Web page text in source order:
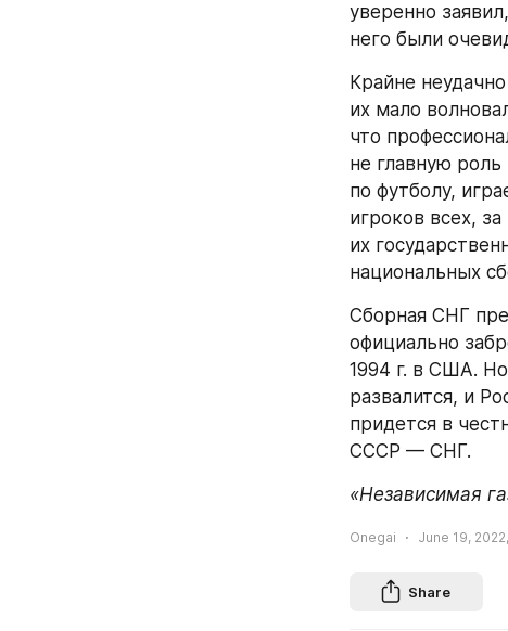
уверенно
него были
Крайне
их мало
что
не главную
по футболу,
игроков всех,
их
национальных
Сборная СНГ
официально
1994 г. в США.
развалится, и
придется в
СССР — СНГ.
«Независимая
Onegai June 19,
Share